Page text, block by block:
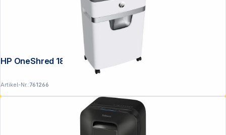
HP OneShred 18CC
Artikel-Nr.:761266